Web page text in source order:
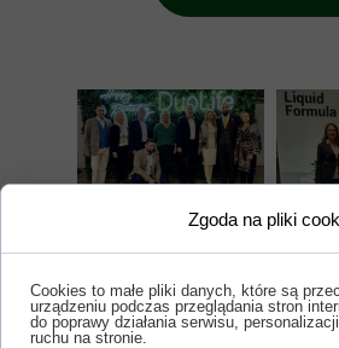
Zgoda na pliki
Cookies to małe pliki danych, które są
urządzeniu podczas przeglądania stron
do poprawy działania serwisu,
ruchu na stronie.